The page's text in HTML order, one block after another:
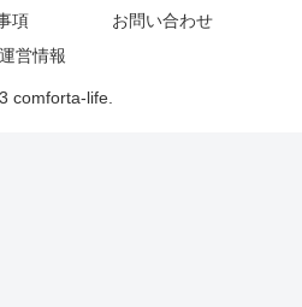
項
お問い合わせ
運営情報
comforta-life.